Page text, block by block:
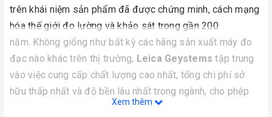
trên khái niệm sản phẩm đã được chứng minh, cách mạng
hóa thế giới đo lường và khảo sát trong gần 200
năm. Không giống như bất kỳ các hãng sản xuất máy đo
đạc nào khác trên thị trường, Leica Geystemstập trung
vào việc cung cấp chất lượng cao nhất, tổng chi phí sở
hữu thấp nhất và độ bền lâu nhất trong ngành, cho phép
người dùng làm việc với các giải pháp theo mục đích để
Xem thêm